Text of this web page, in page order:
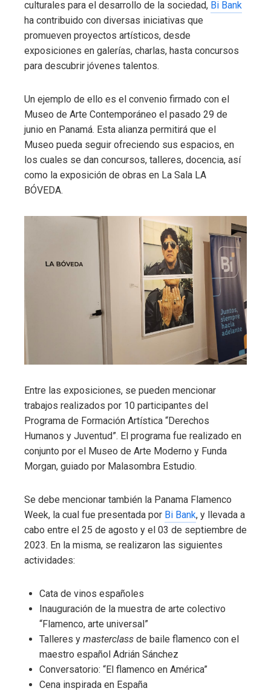
culturales para el desarrollo de la sociedad, Bi Bank
ha contribuido con diversas iniciativas que
promueven proyectos artísticos, desde
exposiciones en galerías, charlas, hasta concursos
para descubrir jóvenes talentos.
Un ejemplo de ello es el convenio firmado con el
Museo de Arte Contemporáneo el pasado 29 de
junio en Panamá. Esta alianza permitirá que el
Museo pueda seguir ofreciendo sus espacios, en
los cuales se dan concursos, talleres, docencia, así
como la exposición de obras en La Sala LA
BÓVEDA.
Entre las exposiciones, se pueden mencionar
trabajos realizados por 10 participantes del
Programa de Formación Artística “Derechos
Humanos y Juventud”. El programa fue realizado en
conjunto por el Museo de Arte Moderno y Funda
Morgan, guiado por Malasombra Estudio.
Se debe mencionar también la Panama Flamenco
Week, la cual fue presentada por Bi Bank, y llevada a
cabo entre el 25 de agosto y el 03 de septiembre de
2023. En la misma, se realizaron las siguientes
actividades:
Cata de vinos españoles
Inauguración de la muestra de arte colectivo
“Flamenco, arte universal”
Talleres y masterclass de baile flamenco con el
maestro español Adrián Sánchez
Conversatorio: “El flamenco en América”
Cena inspirada en España